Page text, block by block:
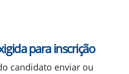
para inscrição
candidato enviar ou